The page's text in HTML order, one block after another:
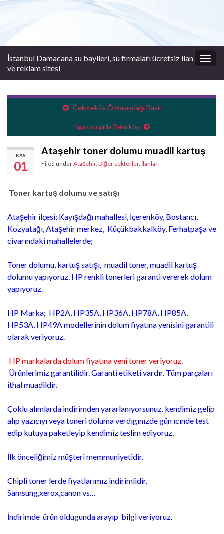
İstanbul Damacana su bayileri, su firmaları ücretsiz ilan
ve reklam sitesi
Çekmeköy Özkayışdağı Bayii
Ilgaz su gıda Bakırköy
KAS
01
Ataşehir toner dolumu muadil kartuş
Filed underAtaşehir, Diğer sektörler, İlanlar
Toner kartuş dolumu ve satışı
Ataşehir ilçesi; Kayışdağı mahallesi, İçerenköy, Bostancı,
Kozyatağı, Ataşehir merkez, Küçükbakkalköy, Ferhatpaşa ve
civarındaki mahallelerde;
Toner dolumu, kartuş satışı, muadil toner, muadil kartuş
dolumu yapıyoruz. HP renkli tonerleri garanti vererek dolum
yapıyoruz.
HP Marka; HP2A, HP35A, HP36A, HP78A, HP85A,
HP53A, HP49A modellerinin dolum fiyatına yenisini garantili
olarak veriyoruz.
HP markalarda dolum fiyatına yeni toner veriyoruz.
Ürünlerimiz garantilidir. Garanti etiketi vardır. Tüm parçaları
ithal muadildir.
Çoklu alımlarda indirimden yararlanıyorsunuz. kendimiz gelip
alıp yazıcıyı veya toneri doluma verdıgınızde gün ıcınde test
edip kutuya paketleyip kendimiz teslim ediyoruz.
İlk önceliğimiz müşteri memmuniyetidir.
Chipli toner lerde fiyatlarımız indirimlidir.
Samsung,xerox,canon vs…
İndirimde ürün oldugunda arayıp bilgi veriyoruz.